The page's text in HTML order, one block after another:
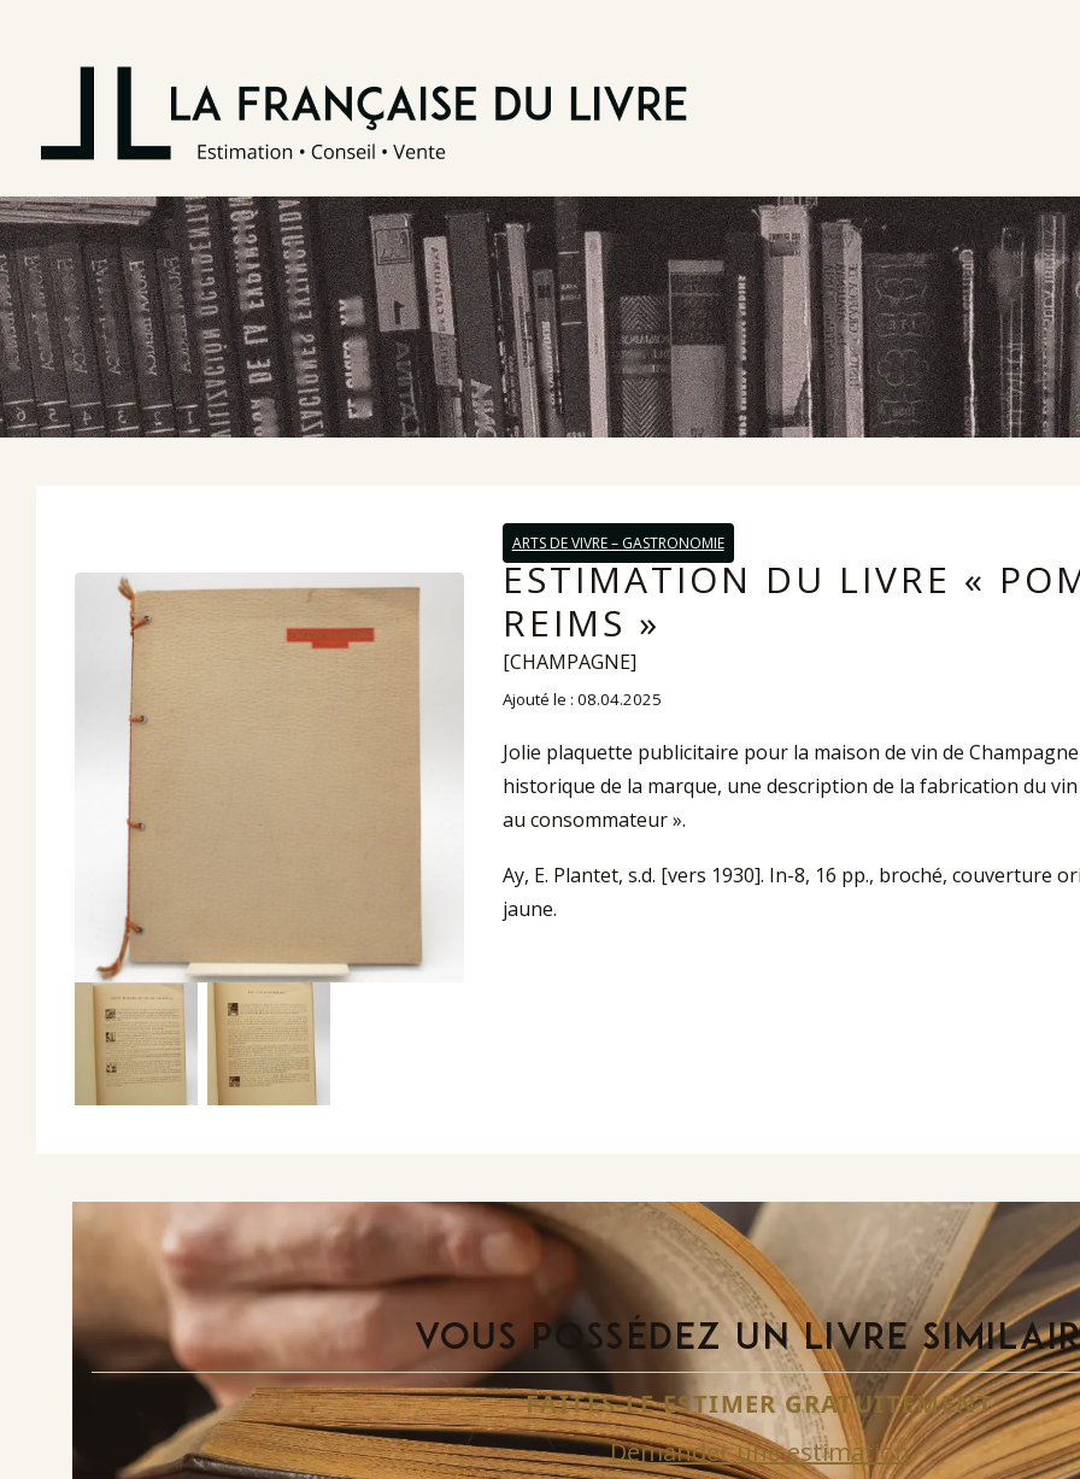
ARTS DE VIVRE – GASTRONOMIE
ESTIMATION DU LIVRE «
REIMS »
[CHAMPAGNE]
Ajouté le : 08.04.2025
Jolie plaquette publicitaire pour la maison de vin de
historique de la marque, une description de la fabrication du
au consommateur ».
Ay, E. Plantet, s.d. [vers 1930]. In-8, 16 pp., broché, couverture
jaune.
VOUS POSSÉDEZ UN LIVRE
FAITES-LE ESTIMER GRATUITEMENT
Demander une estimation